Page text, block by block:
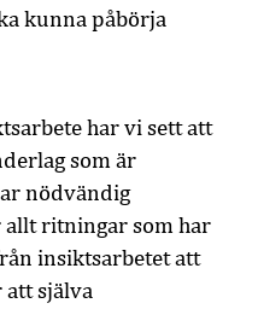
kunna påbörja
har vi sett att
som är
nödvändig
ritningar som har
insiktsarbetet att
att själva